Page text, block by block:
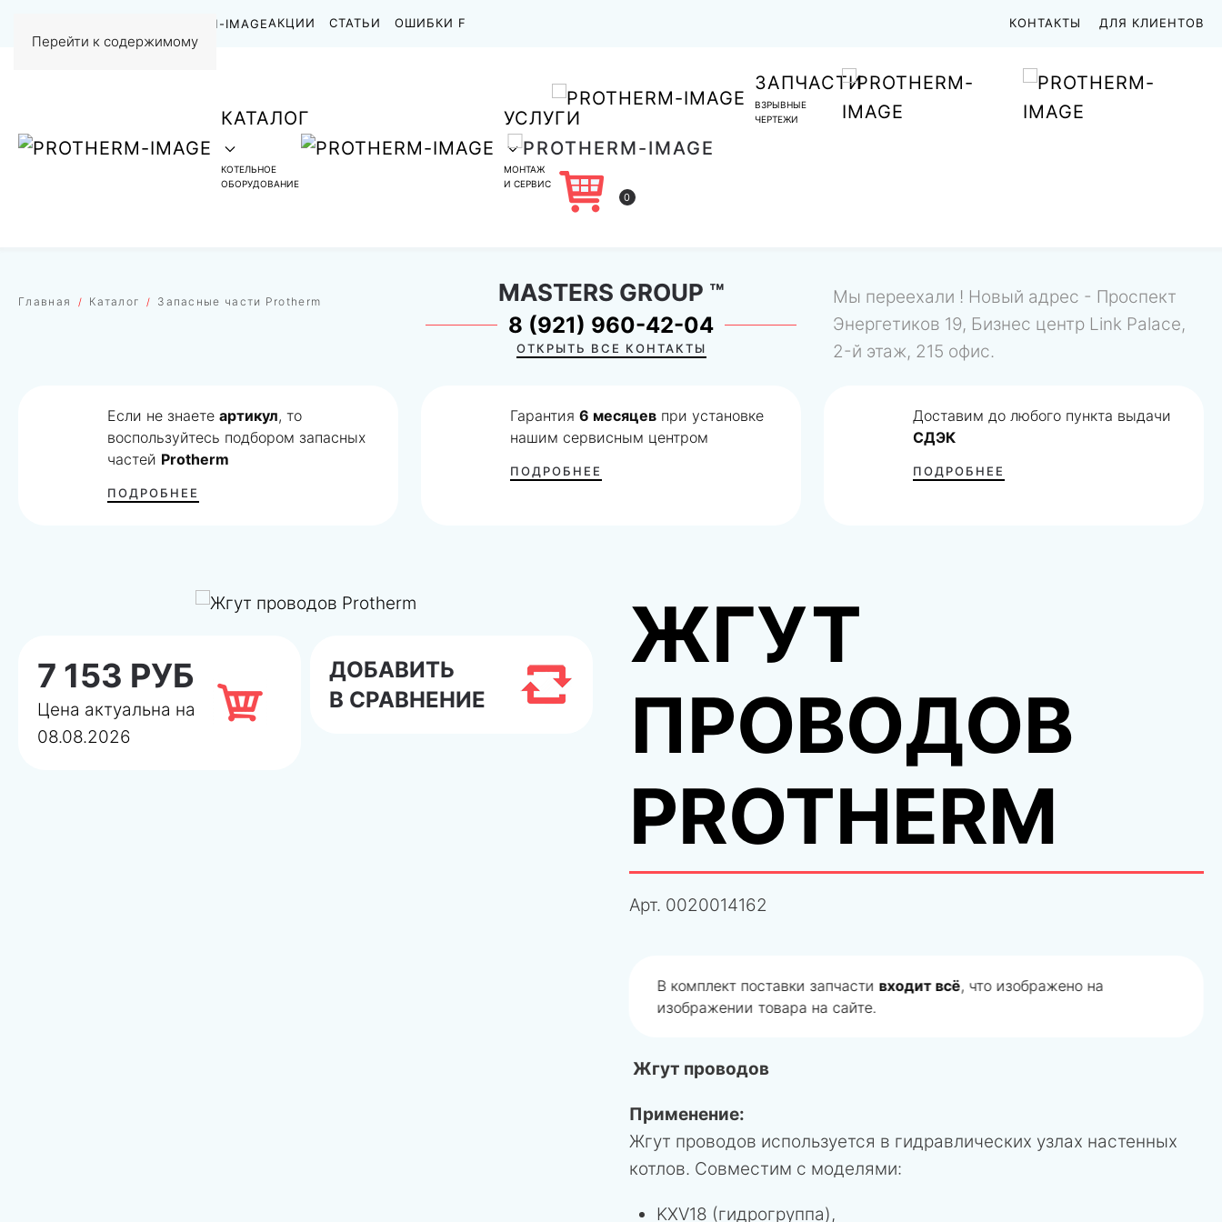
Перейти к содержимому
АКЦИИ СТАТЬИ ОШИБКИ F КОНТАКТЫ ДЛЯ КЛИЕНТОВ
КАТАЛОГ
КОТЕЛЬНОЕ
ОБОРУДОВАНИЕ
УСЛУГИ
МОНТАЖ
И СЕРВИС
ЗАПЧАСТИ
ВЗРЫВНЫЕ
ЧЕРТЕЖИ
0
Главная Каталог Запасные части Protherm MASTERS GROUP ™
8 (921) 960-42-04
ОТКРЫТЬ ВСЕ КОНТАКТЫ
Мы переехали ! Новый адрес - Проспект
Энергетиков 19, Бизнес центр Link Palace,
2-й этаж, 215 офис.
Если не знаетеартикул, то
воспользуйтесь подбором запасных
частей Protherm
ПОДРОБНЕЕ
Гарантия6 месяцев при установке
нашим сервисным центром
ПОДРОБНЕЕ
Доставим до любого пункта выдачи
СДЭК
ПОДРОБНЕЕ
7 153 РУБ
Цена актуальна на
08.08.2026
ДОБАВИТЬ
В СРАВНЕНИЕ
ЖГУТ
ПРОВОДОВ
PROTHERM
Арт. 0020014162
В комплект поставки запчасти входит всё, что изображено на
изображении товара на сайте.
Жгут проводов
Применение:
Жгут проводов используется в гидравлических узлах настенных
котлов. Совместим с моделями:
KXV18 (гидрогруппа),